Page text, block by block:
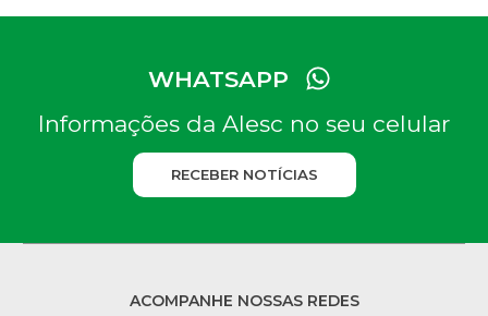
WHATSAPP
Informações da Alesc no seu celular
RECEBER NOTÍCIAS
ACOMPANHE NOSSAS REDES